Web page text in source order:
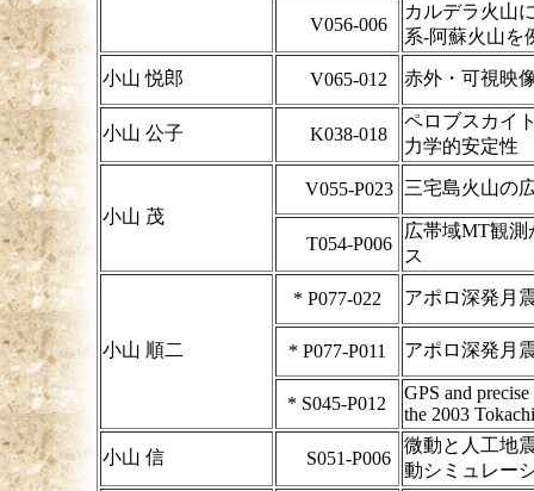
V056-006
カルデラ火山
系-阿蘇火山を
小山 悦郎 V065-012 赤外・可視映
小山 公子 K038-018
ペロブスカイ
力学的安定性
小山 茂
V055-P023 三宅島火山の
T054-P006
広帯域MT観
ス
小山 順二
* P077-022 アポロ深発月
* P077-P011 アポロ深発月
* S045-P012
GPS and
the 2003
小山 信 S051-P006
微動と人工地
動シミュレー